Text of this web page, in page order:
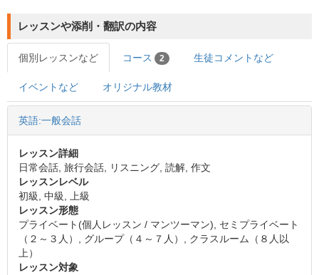
レッスンや添削・翻訳の内容
個別レッスンなど コース 2 生徒コメントなど
イベントなど オリジナル教材
英語:一般会話
レッスン詳細
日常会話, 旅行会話, リスニング, 読解, 作文
レッスンレベル
初級, 中級, 上級
レッスン形態
プライベート(個人レッスン / マンツーマン), セミプライベート
（２～３人）, グループ（４～７人）, クラスルーム（８人以
上）
レッスン対象